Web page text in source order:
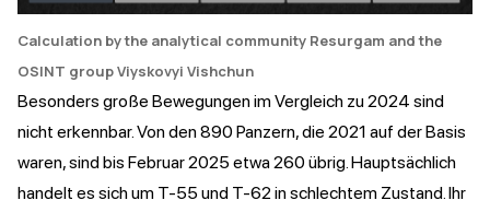
Calculation by the analytical community Resurgam and the
OSINT group Viyskovyi Vishchun
Besonders große Bewegungen im Vergleich zu 2024 sind
nicht erkennbar. Von den 890 Panzern, die 2021 auf der Basis
waren, sind bis Februar 2025 etwa 260 übrig. Hauptsächlich
handelt es sich um T-55 und T-62 in schlechtem Zustand. Ihr